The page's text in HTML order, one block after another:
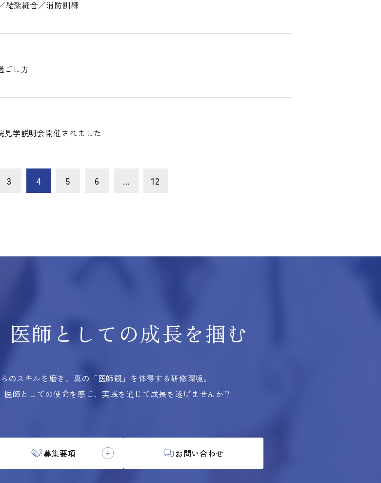
結紮縫合／消防訓練
ごし方
見学説明会開催されました
3 4 5 6 ... 12
医師としての成長を掴む
のスキルを磨き、 真の「医師観」を体得する研修環境。
師としての使命を感じ、実践を通じて成長を遂げませんか？
募集要項 お問い合わせ